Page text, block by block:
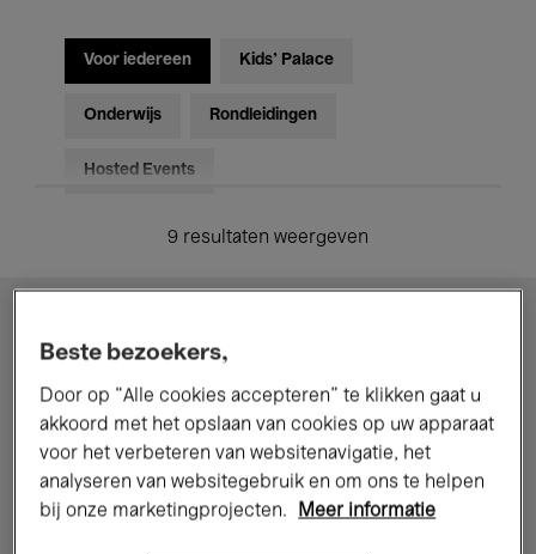
Voor iedereen Kids’ Palace
Onderwijs Rondleidingen
Hosted Events
9 resultaten weergeven
Tentoonstellingen
Ho
Tzu
Nyen.
P
for
Beste bezoekers,
Door op “Alle cookies accepteren” te klikken gaat u
akkoord met het opslaan van cookies op uw apparaat
voor het verbeteren van websitenavigatie, het
analyseren van websitegebruik en om ons te helpen
bij onze marketingprojecten.
Meer informatie